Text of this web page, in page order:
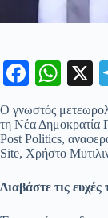
Fa
ce
bo
ok
W
ts
A
Ο γνωστός
τη Νέα Δημοκρατία
Post Politics,
Site, Χρήστο
Διαβάστε τις